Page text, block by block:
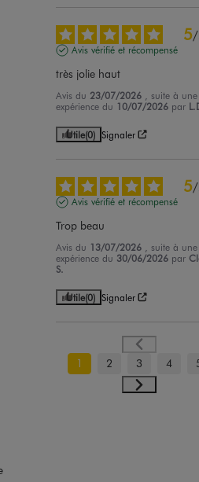
5/
Avis vérifié et récompensé
très jolie haut
Avis du 23/07/2026
, suite à une
expérience du 10/07/2026 par
Utile(0) Signaler
5/
Avis vérifié et récompensé
Trop beau
Avis du 13/07/2026
, suite à une
expérience du 30/06/2026 par
S.
Utile(0) Signaler
1 2 3 4